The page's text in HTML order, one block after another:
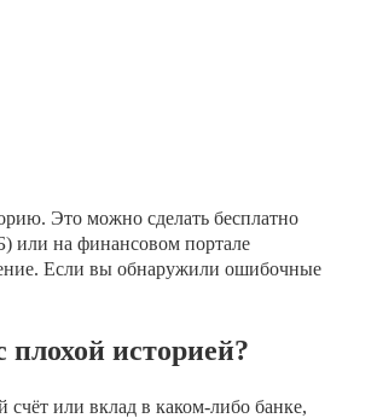
Это можно сделать бесплатно
или на финансовом портале
Если вы обнаружили ошибочные
историей?
счёт или вклад в каком-либо банке,